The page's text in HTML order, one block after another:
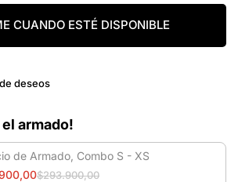
CUANDO ESTÉ DISPONIBLE
deseos
armado!
de Armado, Combo S - XS
$293.900,00